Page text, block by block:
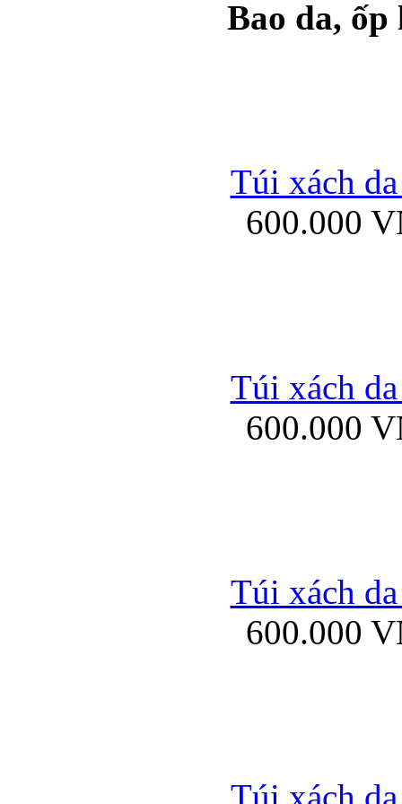
Ốp lưng silicon
Ốp lưng Samsung
Ốp lưng
Bao da,
Túi xách
600.000
Túi xách
600.000
Túi xách
600.000